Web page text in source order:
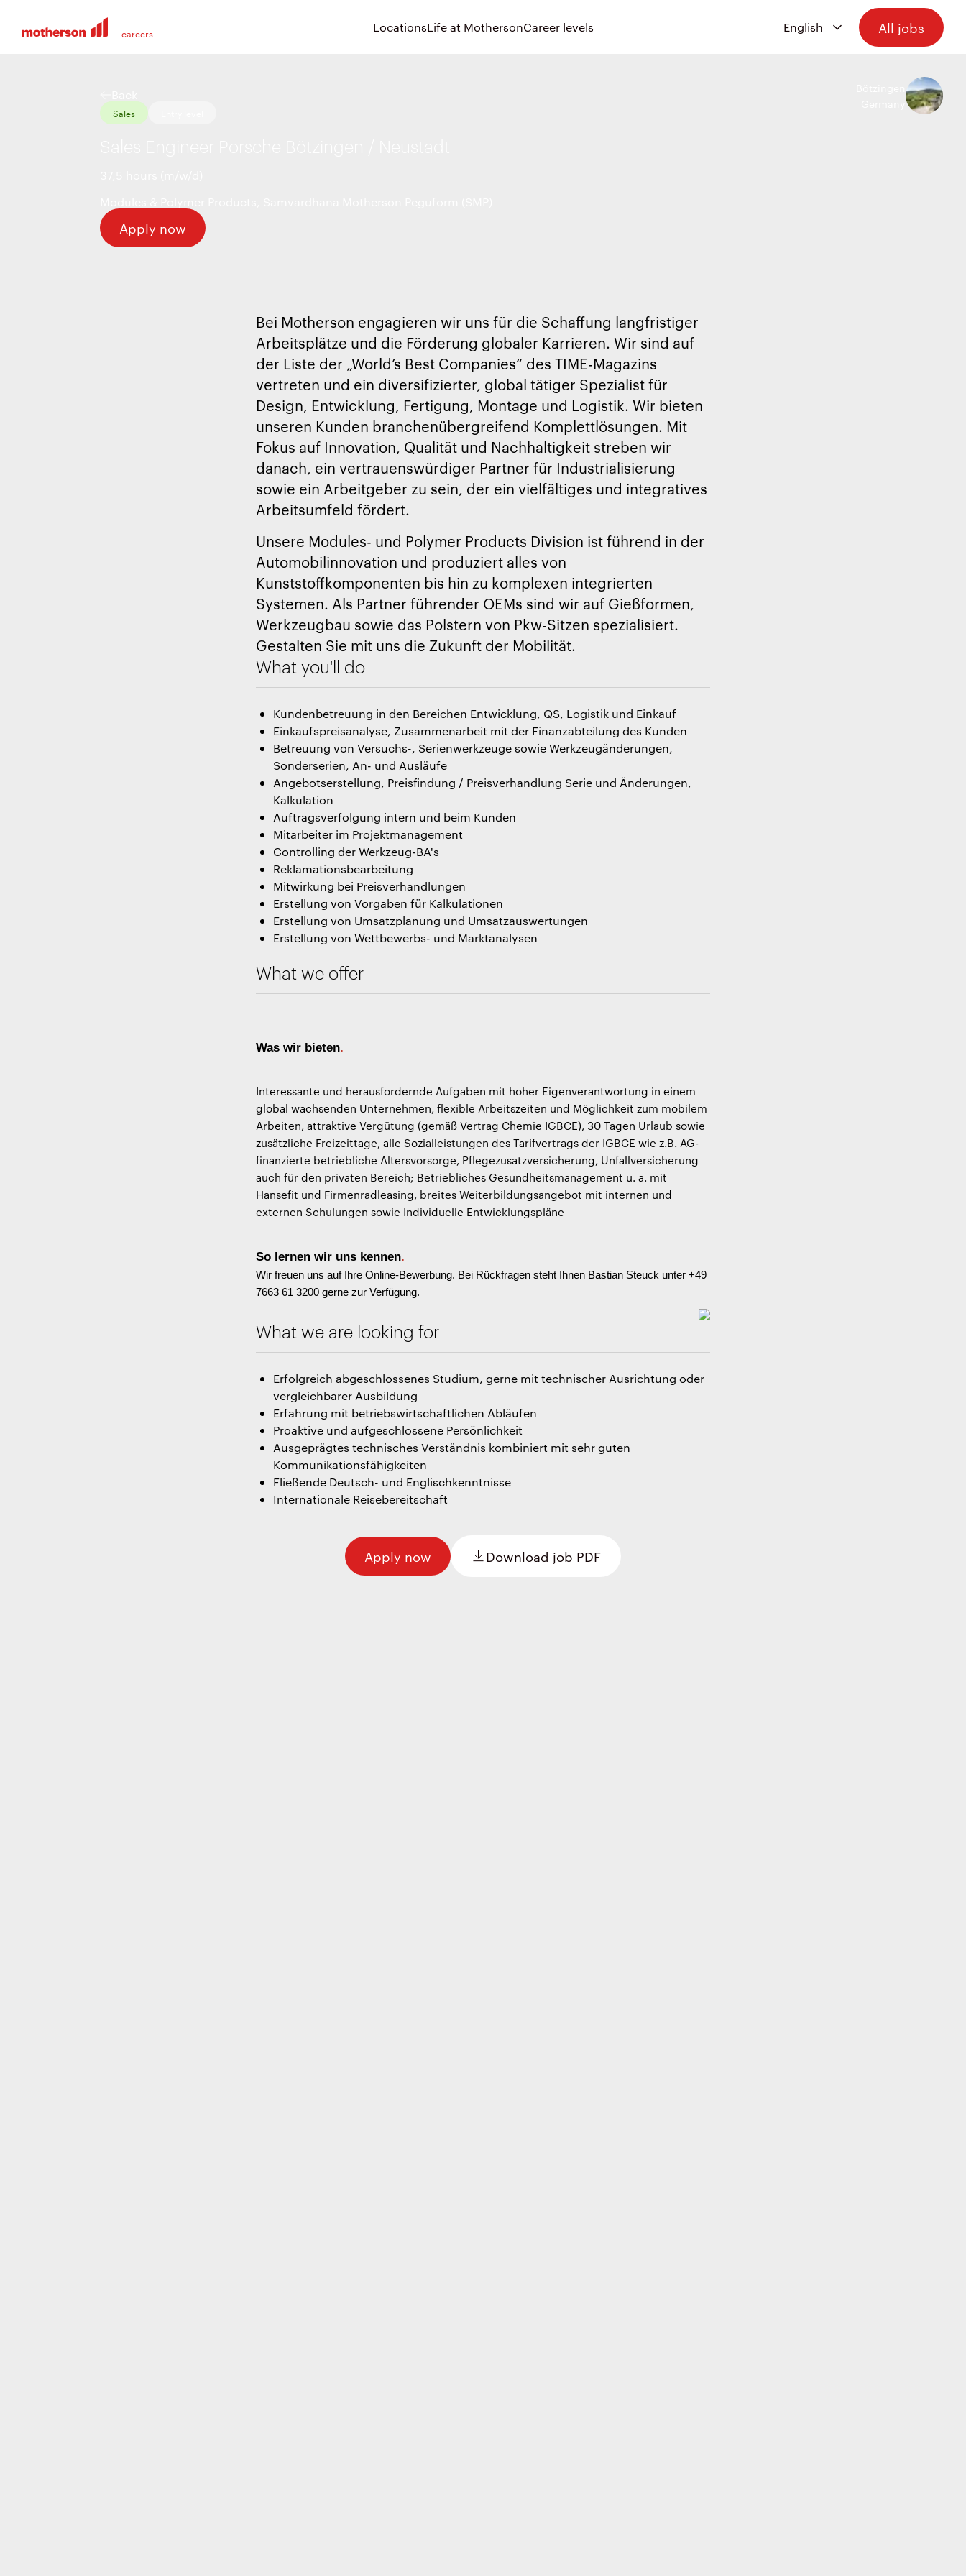
LocationsLife at MothersonCareer levels All jobs
Sales
Apply now
Bei Motherson engagieren wir uns für die Schaffung langfristiger
Arbeitsplätze und die Förderung globaler Karrieren. Wir sind auf
der Liste der „World’s Best Companies“ des TIME-Magazins
vertreten und ein diversifizierter, global tätiger Spezialist für
Design, Entwicklung, Fertigung, Montage und Logistik. Wir bieten
unseren Kunden branchenübergreifend Komplettlösungen. Mit
Fokus auf Innovation, Qualität und Nachhaltigkeit streben wir
danach, ein vertrauenswürdiger Partner für Industrialisierung
sowie ein Arbeitgeber zu sein, der ein vielfältiges und integratives
Arbeitsumfeld fördert.
Unsere Modules- und Polymer Products Division ist führend in der
Automobilinnovation und produziert alles von
Kunststoffkomponenten bis hin zu komplexen integrierten
Systemen. Als Partner führender OEMs sind wir auf Gießformen,
Werkzeugbau sowie das Polstern von Pkw-Sitzen spezialisiert.
Gestalten Sie mit uns die Zukunft der Mobilität.
What you'll do
Kundenbetreuung in den Bereichen Entwicklung, QS, Logistik und Einkauf
Einkaufspreisanalyse, Zusammenarbeit mit der Finanzabteilung des Kunden
Betreuung von Versuchs-, Serienwerkzeuge sowie Werkzeugänderungen,
Sonderserien, An- und Ausläufe
Angebotserstellung, Preisfindung / Preisverhandlung Serie und Änderungen,
Kalkulation
Auftragsverfolgung intern und beim Kunden
Mitarbeiter im Projektmanagement
Controlling der Werkzeug-BA's
Reklamationsbearbeitung
Mitwirkung bei Preisverhandlungen
Erstellung von Vorgaben für Kalkulationen
Erstellung von Umsatzplanung und Umsatzauswertungen
Erstellung von Wettbewerbs- und Marktanalysen
What we offer
Was wir bieten.
Interessante und herausfordernde Aufgaben mit hoher Eigenverantwortung in einem
global wachsenden Unternehmen, flexible Arbeitszeiten und Möglichkeit zum mobilem
Arbeiten, attraktive Vergütung (gemäß Vertrag Chemie IGBCE), 30 Tagen Urlaub sowie
zusätzliche Freizeittage, alle Sozialleistungen des Tarifvertrags der IGBCE wie z.B. AG-
finanzierte betriebliche Altersvorsorge, Pflegezusatzversicherung, Unfallversicherung
auch für den privaten Bereich; Betriebliches Gesundheitsmanagement u. a. mit
Hansefit und Firmenradleasing, breites Weiterbildungsangebot mit internen und
externen Schulungen sowie Individuelle Entwicklungspläne
So lernen wir uns kennen.
Wir freuen uns auf Ihre Online-Bewerbung. Bei Rückfragen steht Ihnen Bastian Steuck unter+49
7663 61 3200 gerne zur Verfügung.
What we are looking for
Erfolgreich abgeschlossenes Studium, gerne mit technischer Ausrichtung oder
vergleichbarer Ausbildung
Erfahrung mit betriebswirtschaftlichen Abläufen
Proaktive und aufgeschlossene Persönlichkeit
Ausgeprägtes technisches Verständnis kombiniert mit sehr guten
Kommunikationsfähigkeiten
Fließende Deutsch- und Englischkenntnisse
Internationale Reisebereitschaft
Apply now Download job PDF